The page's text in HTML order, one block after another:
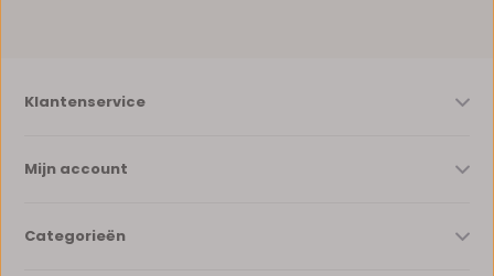
Klantenservice
Mijn account
Categorieën